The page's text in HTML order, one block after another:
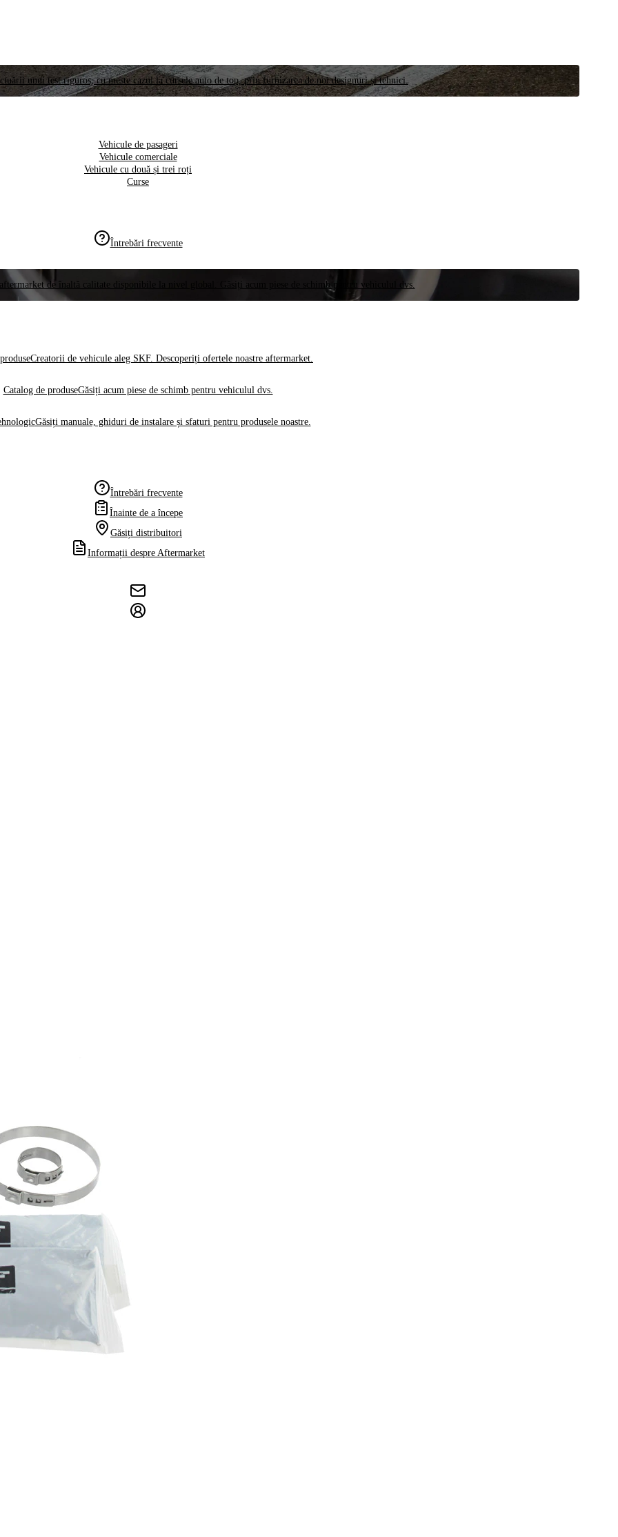
unui test riguros, cu meste cazul la cursele auto de top, prin furnizarea de noi designuri și tehnici.
Vehicule de pasageri
Vehicule comerciale
Vehicule cu două și trei roți
Curse
Întrebări frecvente
de înaltă calitate disponibile la nivel global. Găsiți acum piese de schimb pentru vehiculul dvs.
Creatorii de vehicule aleg SKF. Descoperiți ofertele noastre aftermarket.
Catalog de produseGăsiți acum piese de schimb pentru vehiculul dvs.
Găsiți manuale, ghiduri de instalare și sfaturi pentru produsele noastre.
Întrebări frecvente
Înainte de a începe
Găsiți distribuitori
Informații despre Aftermarket